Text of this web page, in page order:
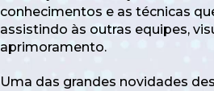
conhecimentos e as técnicas
assistindo às outras equipes,
aprimoramento.
Uma das grandes novidades